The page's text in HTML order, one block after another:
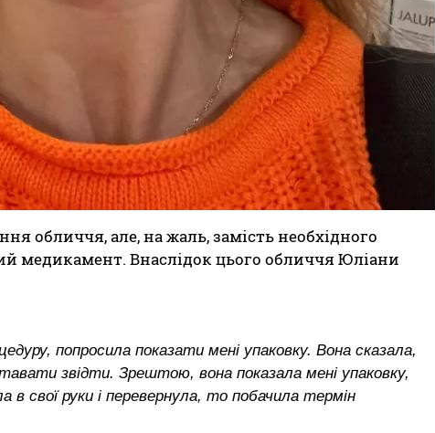
обличчя, але, на жаль, замість необхідного
медикамент. Внаслідок цього обличчя Юліани
попросила показати мені упаковку. Вона сказала,
звідти. Зрештою, вона показала мені упаковку,
в свої руки і перевернула, то побачила термін